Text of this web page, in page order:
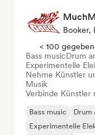
Booker,
< 100
Bass musicDrum
Experimentelle
Nehme Künstler
Musik
Verbinde
Bass music Drum
Experimentelle